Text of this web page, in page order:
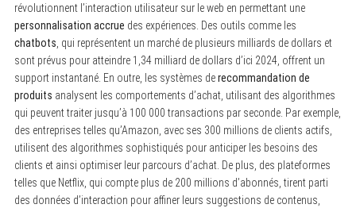
révolutionnent l’interaction utilisateur sur le web en permettant une
personnalisation accrue des expériences. Des outils comme les
chatbots , qui représentent un marché de plusieurs milliards de dollars et
sont prévus pour atteindre 1,34 milliard de dollars d’ici 2024, offrent un
support instantané. En outre, les systèmes derecommandation de
produits analysent les comportements d’achat, utilisant des algorithmes
qui peuvent traiter jusqu’à 100 000 transactions par seconde. Par exemple,
des entreprises telles qu’Amazon, avec ses 300 millions de clients actifs,
utilisent des algorithmes sophistiqués pour anticiper les besoins des
clients et ainsi optimiser leur parcours d’achat. De plus, des plateformes
telles que Netflix, qui compte plus de 200 millions d’abonnés, tirent parti
des données d’interaction pour affiner leurs suggestions de contenus,